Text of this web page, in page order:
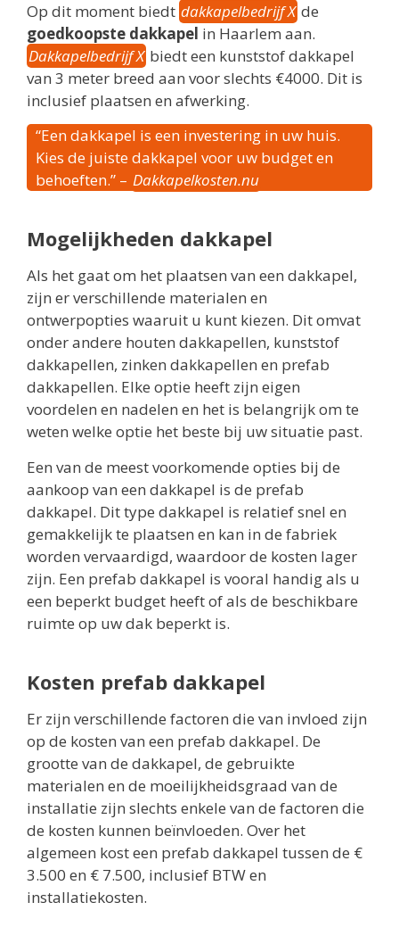
Op dit moment biedt dakkapelbedrijf X de
goedkoopste dakkapel in Haarlem aan.
Dakkapelbedrijf X biedt een kunststof dakkapel
van 3 meter breed aan voor slechts €4000. Dit is
inclusief plaatsen en afwerking.
“Een dakkapel is een investering in uw huis.
Kies de juiste dakkapel voor uw budget en
behoeften.” – Dakkapelkosten.nu
Mogelijkheden dakkapel
Als het gaat om het plaatsen van een dakkapel,
zijn er verschillende materialen en
ontwerpopties waaruit u kunt kiezen. Dit omvat
onder andere houten dakkapellen, kunststof
dakkapellen, zinken dakkapellen en prefab
dakkapellen. Elke optie heeft zijn eigen
voordelen en nadelen en het is belangrijk om te
weten welke optie het beste bij uw situatie past.
Een van de meest voorkomende opties bij de
aankoop van een dakkapel is de prefab
dakkapel. Dit type dakkapel is relatief snel en
gemakkelijk te plaatsen en kan in de fabriek
worden vervaardigd, waardoor de kosten lager
zijn. Een prefab dakkapel is vooral handig als u
een beperkt budget heeft of als de beschikbare
ruimte op uw dak beperkt is.
Kosten prefab dakkapel
Er zijn verschillende factoren die van invloed zijn
op de kosten van een prefab dakkapel. De
grootte van de dakkapel, de gebruikte
materialen en de moeilijkheidsgraad van de
installatie zijn slechts enkele van de factoren die
de kosten kunnen beïnvloeden. Over het
algemeen kost een prefab dakkapel tussen de €
3.500 en € 7.500, inclusief BTW en
installatiekosten.